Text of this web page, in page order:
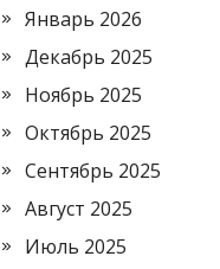
Январь 2026
Декабрь 2025
Ноябрь 2025
Октябрь 2025
Сентябрь 2025
Август 2025
Июль 2025